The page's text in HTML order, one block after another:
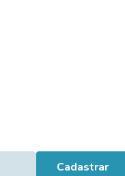
Cadastrar